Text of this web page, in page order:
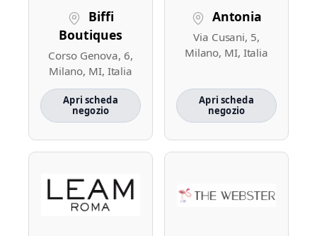
Biffi
Boutiques
Corso Genova, 6,
Milano, MI, Italia
Apri scheda
negozio
Antonia
Via Cusani, 5,
Milano, MI, Italia
Apri scheda
negozio